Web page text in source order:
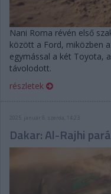
Nani Roma révén első
között a Ford, miközben
egymással a két Toyota,
távolodott.
részletek
2025. január 8. szerda, 14:23
Dakar: Al-Rajhi